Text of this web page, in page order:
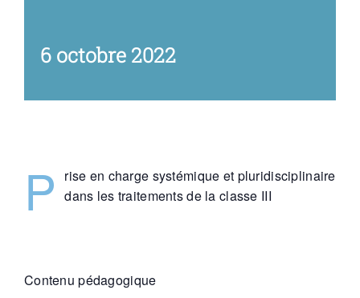
6 octobre 2022
P
rise en charge systémique et pluridisciplinaire
dans les traitements de la classe III
Contenu pédagogique